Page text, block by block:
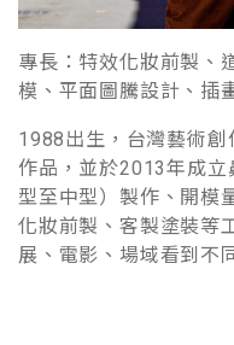
專長：特效化妝前製、
模、平面圖騰設計、插
1988出生，台灣藝術
作品，並於2013年成
型至中型）製作、開模
化妝前製、客製塗裝等
展、電影、場域看到不